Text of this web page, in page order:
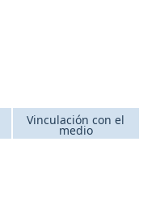
Vinculación con el
medio